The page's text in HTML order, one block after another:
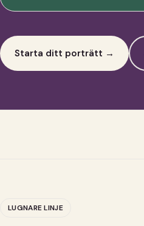
Starta ditt porträtt →
LUGNARE LINJE